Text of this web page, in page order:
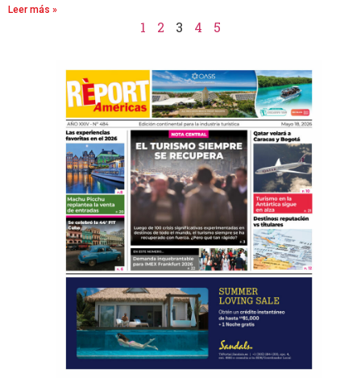
Leer más »
1 2 3 4 5